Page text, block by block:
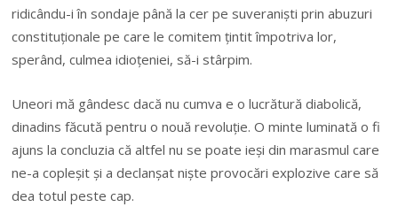
ridicându-i în sondaje până la cer pe suveranişti prin abuzuri
constituţionale pe care le comitem ţintit împotriva lor,
sperând, culmea idioţeniei, să-i stârpim.
Uneori mă gândesc dacă nu cumva e o lucrătură diabolică,
dinadins făcută pentru o nouă revoluţie. O minte luminată o fi
ajuns la concluzia că altfel nu se poate ieşi din marasmul care
ne-a copleşit şi a declanşat nişte provocări explozive care să
dea totul peste cap.